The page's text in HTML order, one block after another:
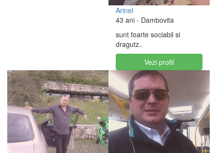
Arinel
43 ani - Dambovita
sunt foarte sociabil si
dragutz..
Vezi profil